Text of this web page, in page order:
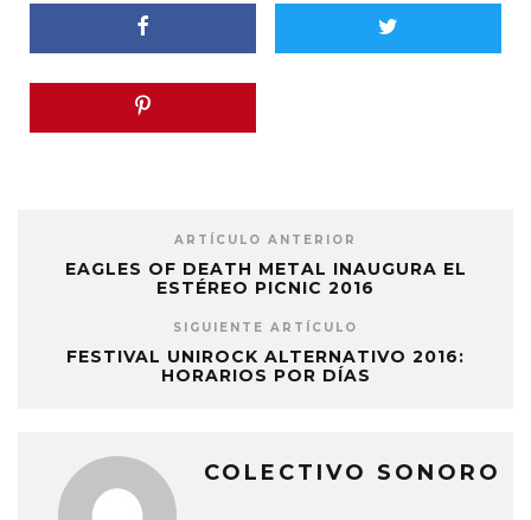
ARTÍCULO ANTERIOR
EAGLES OF DEATH METAL INAUGURA EL
ESTÉREO PICNIC 2016
SIGUIENTE ARTÍCULO
FESTIVAL UNIROCK ALTERNATIVO 2016:
HORARIOS POR DÍAS
COLECTIVO SONORO